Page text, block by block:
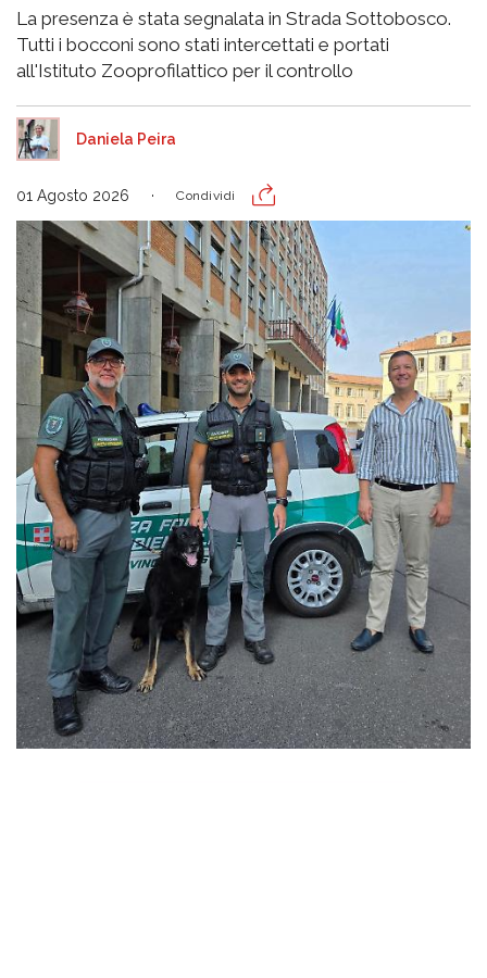
La presenza è stata segnalata in Strada Sottobosco.
Tutti i bocconi sono stati intercettati e portati
all'Istituto Zooprofilattico per il controllo
Daniela Peira
01 Agosto 2026 Condividi